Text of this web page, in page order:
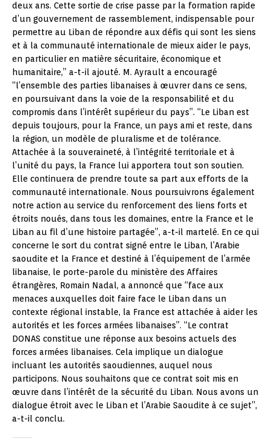
deux ans. Cette sortie de crise passe par la formation rapide
d’un gouvernement de rassemblement, indispensable pour
permettre au Liban de répondre aux défis qui sont les siens
et à la communauté internationale de mieux aider le pays,
en particulier en matière sécuritaire, économique et
humanitaire,” a-t-il ajouté. M. Ayrault a encouragé
“l’ensemble des parties libanaises à œuvrer dans ce sens,
en poursuivant dans la voie de la responsabilité et du
compromis dans l’intérêt supérieur du pays”. “Le Liban est
depuis toujours, pour la France, un pays ami et reste, dans
la région, un modèle de pluralisme et de tolérance.
Attachée à la souveraineté, à l’intégrité territoriale et à
l’unité du pays, la France lui apportera tout son soutien.
Elle continuera de prendre toute sa part aux efforts de la
communauté internationale. Nous poursuivrons également
notre action au service du renforcement des liens forts et
étroits noués, dans tous les domaines, entre la France et le
Liban au fil d’une histoire partagée”, a-t-il martelé. En ce qui
concerne le sort du contrat signé entre le Liban, l’Arabie
saoudite et la France et destiné à l’équipement de l’armée
libanaise, le porte-parole du ministère des Affaires
étrangères, Romain Nadal, a annoncé que “face aux
menaces auxquelles doit faire face le Liban dans un
contexte régional instable, la France est attachée à aider les
autorités et les forces armées libanaises”. “Le contrat
DONAS constitue une réponse aux besoins actuels des
forces armées libanaises. Cela implique un dialogue
incluant les autorités saoudiennes, auquel nous
participons. Nous souhaitons que ce contrat soit mis en
œuvre dans l’intérêt de la sécurité du Liban. Nous avons un
dialogue étroit avec le Liban et l’Arabie Saoudite à ce sujet”,
a-t-il conclu.